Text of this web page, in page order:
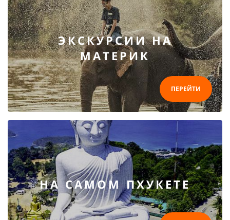
ЭКСКУРСИИ НА
МАТЕРИК
ПЕРЕЙТИ
НА САМОМ ПХУКЕТЕ